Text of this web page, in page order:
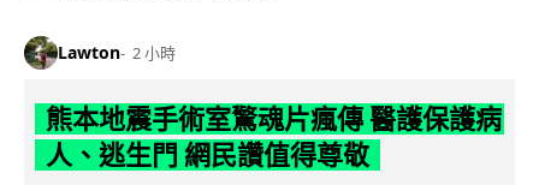
Lawton 2 小時
熊本地震手術室驚魂片瘋傳 醫護保護病
人、逃生門 網民讚值得尊敬